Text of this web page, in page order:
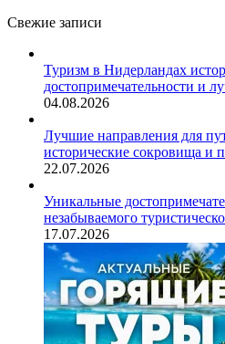
Свежие записи
Туризм в Нидерландах
достопримечательности и
04.08.2026
Лучшие направления для
исторические сокровища и
22.07.2026
Уникальные
незабываемого
17.07.2026